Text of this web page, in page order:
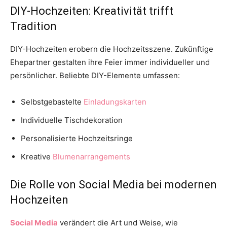
DIY-Hochzeiten: Kreativität trifft
Tradition
DIY-Hochzeiten erobern die Hochzeitsszene. Zukünftige
Ehepartner gestalten ihre Feier immer individueller und
persönlicher. Beliebte DIY-Elemente umfassen:
Selbstgebastelte Einladungskarten
Individuelle Tischdekoration
Personalisierte Hochzeitsringe
Kreative Blumenarrangements
Die Rolle von Social Media bei modernen
Hochzeiten
Social Media verändert die Art und Weise, wie